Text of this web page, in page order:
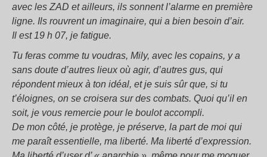
avec les ZAD et ailleurs, ils sonnent l’alarme en première
ligne. Ils rouvrent un imaginaire, qui a bien besoin d’air.
Il est 19 h 07, je fatigue.
Tu feras comme tu voudras, Mily, avec les copains, y a
sans doute d’autres lieux où agir, d’autres gus, qui
répondent mieux à ton idéal, et je suis sûr que, si tu
t’éloignes, on se croisera sur des combats. Quoi qu’il en
soit, je vous remercie pour le boulot accompli.
De mon côté, je protège, je préserve, la part de moi qui
me paraît essentielle, ma liberté. Ma liberté d’expression.